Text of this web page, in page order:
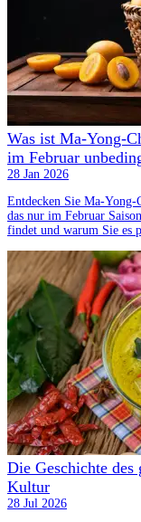
Was ist Ma-Yong-
im Februar
28 Jan 2026
Entdecken Sie Ma-Yong-
das nur im Februar
findet und warum Sie es
Die Geschichte des
Kultur
28 Jul 2026